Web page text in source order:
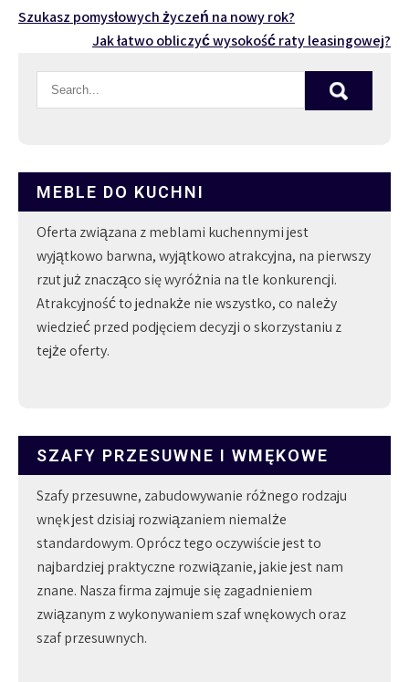
Nawigacja
wpisu
Szukasz pomysłowych życzeń na nowy rok?
Jak łatwo obliczyć wysokość raty leasingowej?
MEBLE DO KUCHNI
Oferta związana z meblami kuchennymi jest
wyjątkowo barwna, wyjątkowo atrakcyjna, na pierwszy
rzut już znacząco się wyróżnia na tle konkurencji.
Atrakcyjność to jednakże nie wszystko, co należy
wiedzieć przed podjęciem decyzji o skorzystaniu z
tejże oferty.
SZAFY PRZESUWNE I WMĘKOWE
Szafy przesuwne, zabudowywanie różnego rodzaju
wnęk jest dzisiaj rozwiązaniem niemalże
standardowym. Oprócz tego oczywiście jest to
najbardziej praktyczne rozwiązanie, jakie jest nam
znane. Nasza firma zajmuje się zagadnieniem
związanym z wykonywaniem szaf wnękowych oraz
szaf przesuwnych.